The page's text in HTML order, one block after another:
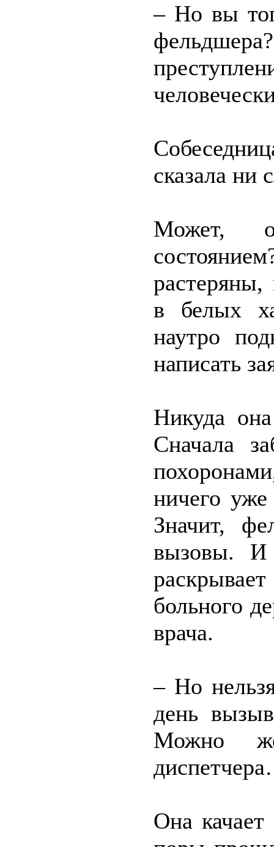
– Но вы
сказала ни
Может,
в белых
наутро
написать
Никуда
Сначала
ничего
Значит,
вызовы. И
больного
врача.
– Но
день
Можно
Она